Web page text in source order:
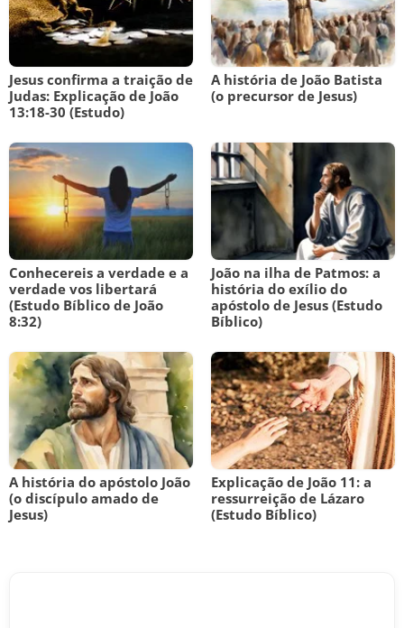
Jesus confirma a traição de
Judas: Explicação de João
13:18-30 (Estudo)
A história de João Batista
(o precursor de Jesus)
Conhecereis a verdade e a
verdade vos libertará
(Estudo Bíblico de João
8:32)
João na ilha de Patmos: a
história do exílio do
apóstolo de Jesus (Estudo
Bíblico)
A história do apóstolo João
(o discípulo amado de
Jesus)
Explicação de João 11: a
ressurreição de Lázaro
(Estudo Bíblico)